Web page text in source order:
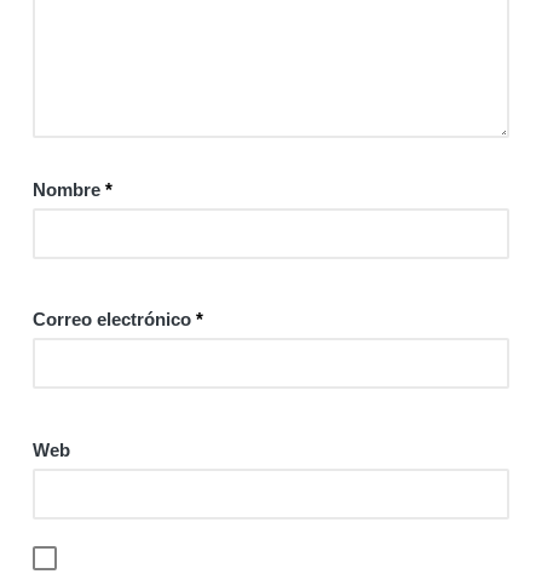
Nombre *
Correo electrónico *
Web